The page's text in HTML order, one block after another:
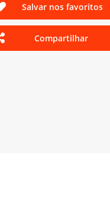
Salvar nos favoritos
Compartilhar